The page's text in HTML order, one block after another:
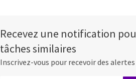
Recevez une notification
tâches similaires
Inscrivez-vous pour recevoir des alertes